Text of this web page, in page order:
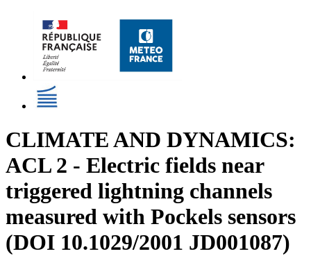
CLIMATE AND DYNAMICS:
ACL 2 - Electric fields near
triggered lightning channels
measured with Pockels sensors
(DOI 10.1029/2001 JD001087)